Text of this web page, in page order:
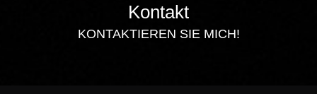
Kontakt
KONTAKTIEREN SIE MICH!